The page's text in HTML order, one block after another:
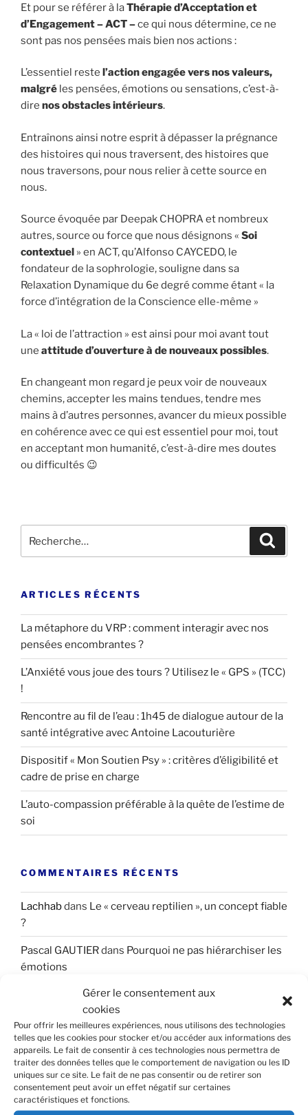
Gérer le consentement aux
cookies
Pour offrir les meilleures expériences, nous utilisons des technologies
telles que les cookies pour stocker et/ou accéder aux informations des
appareils. Le fait de consentir à ces technologies nous permettra de
traiter des données telles que le comportement de navigation ou les ID
uniques sur ce site. Le fait de ne pas consentir ou de retirer son
consentement peut avoir un effet négatif sur certaines
caractéristiques et fonctions.
Et pour se référer à laThérapie d’Acceptation et
d’Engagement – ACT –ce qui nous détermine, ce ne
sont pas nos pensées mais bien nos actions :
L’essentiel reste l’action engagée vers nos valeurs,
malgré les pensées, émotions ou sensations, c’est-à-
dire nos obstacles intérieurs.
Entraînons ainsi notre esprit à dépasser la prégnance
des histoires qui nous traversent, des histoires que
nous traversons, pour nous relier à cette source en
nous.
Source évoquée par Deepak CHOPRA et nombreux
autres, source ou force que nous désignons « Soi
contextuel » en ACT, qu’Alfonso CAYCEDO, le
fondateur de la sophrologie, souligne dans sa
Relaxation Dynamique du 6e degré comme étant « la
force d’intégration de la Conscience elle-même »
La « loi de l’attraction » est ainsi pour moi avant tout
une attitude d’ouverture à de nouveaux possibles.
En changeant mon regard je peux voir de nouveaux
chemins, accepter les mains tendues, tendre mes
mains à d’autres personnes, avancer du mieux possible
en cohérence avec ce qui est essentiel pour moi, tout
en acceptant mon humanité, c’est-à-dire mes doutes
ou difficultés 😉
pour
ARTICLES RÉCENTS
La métaphore du VRP : comment interagir avec nos
pensées encombrantes ?
L’Anxiété vous joue des tours ? Utilisez le « GPS » (TCC)
!
Rencontre au fil de l’eau : 1h45 de dialogue autour de la
santé intégrative avec Antoine Lacouturière
Dispositif « Mon Soutien Psy » : critères d’éligibilité et
cadre de prise en charge
L’auto-compassion préférable à la quête de l’estime de
soi
COMMENTAIRES RÉCENTS
Lachhabdans Le « cerveau reptilien », un concept fiable
?
Pascal GAUTIERdans Pourquoi ne pas hiérarchiser les
émotions
Helene ColnotdansPourquoi ne pas hiérarchiser les
BOURLAdansSport ou antidépresseurs : quelle est la
meilleure solution contre la dépression ?
Otorodans Déterminez votre Facteur Obscur